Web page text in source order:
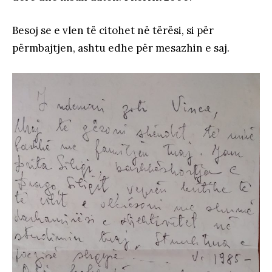
Besoj se e vlen të citohet në tërësi, si për
përmbajtjen, ashtu edhe për mesazhin e saj.